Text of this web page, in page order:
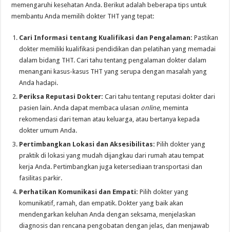
memengaruhi kesehatan Anda. Berikut adalah beberapa tips untuk
membantu Anda memilih dokter THT yang tepat:
Cari Informasi tentang Kualifikasi dan Pengalaman: Pastikan
dokter memiliki kualifikasi pendidikan dan pelatihan yang memadai
dalam bidang THT. Cari tahu tentang pengalaman dokter dalam
menangani kasus-kasus THT yang serupa dengan masalah yang
Anda hadapi.
Periksa Reputasi Dokter: Cari tahu tentang reputasi dokter dari
pasien lain. Anda dapat membaca ulasan online, meminta
rekomendasi dari teman atau keluarga, atau bertanya kepada
dokter umum Anda.
Pertimbangkan Lokasi dan Aksesibilitas: Pilih dokter yang
praktik di lokasi yang mudah dijangkau dari rumah atau tempat
kerja Anda. Pertimbangkan juga ketersediaan transportasi dan
fasilitas parkir.
Perhatikan Komunikasi dan Empati: Pilih dokter yang
komunikatif, ramah, dan empatik. Dokter yang baik akan
mendengarkan keluhan Anda dengan seksama, menjelaskan
diagnosis dan rencana pengobatan dengan jelas, dan menjawab